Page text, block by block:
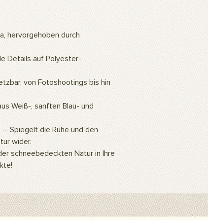
hervorgehoben durch
Details auf Polyester-
von Fotoshootings bis hin
Weiß-, sanften Blau- und
Spiegelt die Ruhe und den
wider.
schneebedeckten Natur in Ihre
professionelle Studio-
können auch als
so ein ästhetisch
Zuhause oder Büro
Gemälde an die Wand
hochauflösenden
mithilfe künstlicher
eine warme und
Für die Verwendung
ein
Hintergrundclips
Klebeband oder
als Abdeckung an die
Artikel sind separat
enthalten.
Hier finden Sie alle